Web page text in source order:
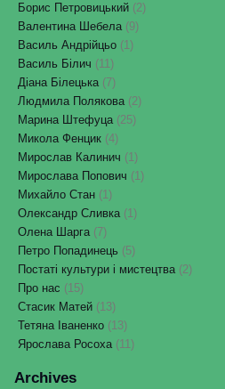
Борис Петровицький (2)
Валентина Шебела(9)
Василь Андрійцьо (1)
Василь Білич (11)
Діана Білецька(7)
Людмила Полякова(2)
Марина Штефуца(25)
Микола Фенцик (4)
Мирослав Калинич (1)
Мирослава Попович (1)
Михайло Стан (1)
Олександр Сливка(1)
Олена Шарга(7)
Петро Попадинець (5)
Постаті культури і мистецтва(2)
Про нас (15)
Стасик Матей (13)
Тетяна Іваненко (13)
Ярослава Росоха(11)
Archives